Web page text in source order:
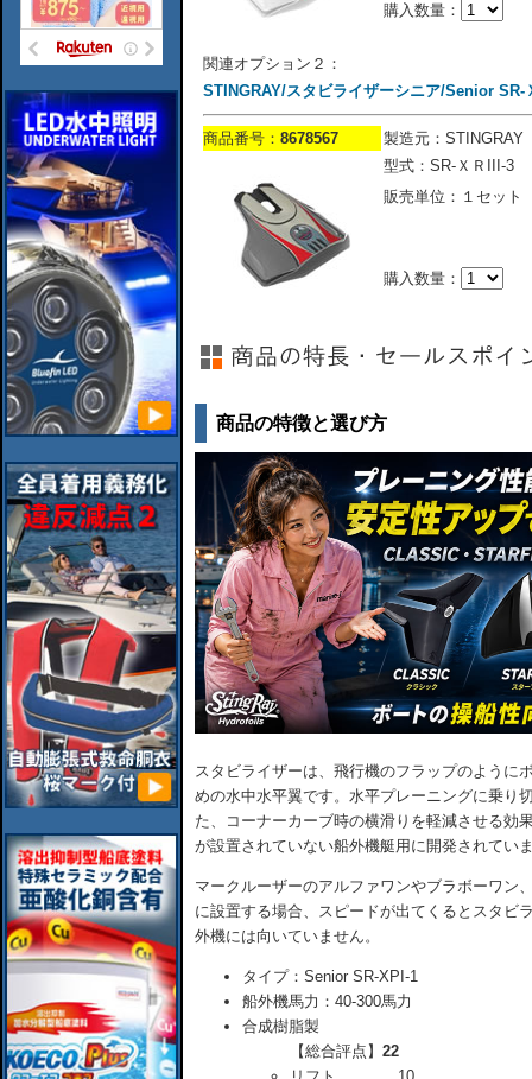
購入数量：
関連オプション２：
STINGRAY/スタビライザーシニア/Senior SR-
商品番号： 8678567
製造元：STINGRAY
型式：SR-ＸＲIII-3
販売単位：１セット
購入数量：
商品の特徴と選び方
スタビライザーは、飛行機のフラップのように
めの水中水平翼です。水平プレーニングに乗り
た、コーナーカーブ時の横滑りを軽減させる効
が設置されていない船外機艇用に開発されてい
マークルーザーのアルファワンやブラボーワン
に設置する場合、スピードが出てくるとスタビ
外機には向いていません。
タイプ：Senior SR-XPI-1
船外機馬力：40-300馬力
合成樹脂製
【総合評点】 22